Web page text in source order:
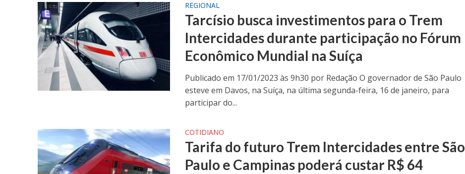
REGIONAL
Tarcísio busca investimentos para o Trem
Intercidades durante participação no Fórum
Econômico Mundial na Suíça
Publicado em 17/01/2023 às 9h30 por Redação O governador de São Paulo
esteve em Davos, na Suíça, na última segunda-feira, 16 de janeiro, para
participar do...
COTIDIANO
Tarifa do futuro Trem Intercidades entre São
Paulo e Campinas poderá custar R$ 64